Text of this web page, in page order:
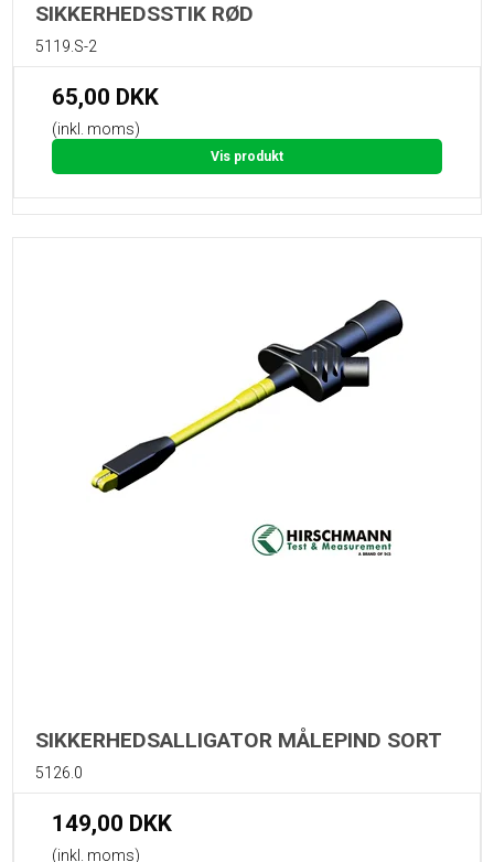
SIKKERHEDSSTIK RØD
5119.S-2
65,00 DKK
(inkl. moms)
Vis produkt
SIKKERHEDSALLIGATOR MÅLEPIND SORT
5126.0
149,00 DKK
(inkl. moms)